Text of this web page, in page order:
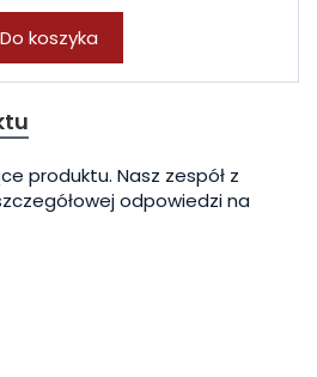
Do koszyka
produktu. Nasz zespół z
odpowiedzi na